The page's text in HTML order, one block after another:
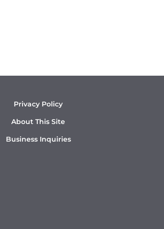
Privacy Policy
About This Site
Business Inquiries